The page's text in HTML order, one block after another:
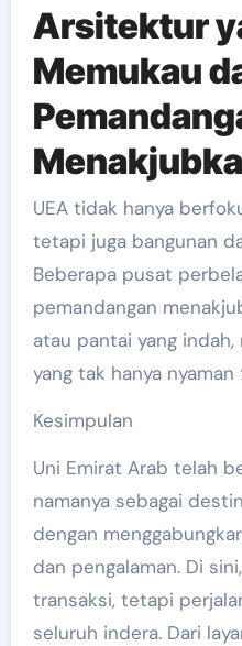
Arsitektur
Memukau
UEA tidak hanya
tetapi juga bangunan
Beberapa pusat
pemandangan
atau pantai yang
yang tak hanya
Kesimpulan
Uni Emirat Arab telah
namanya sebagai
dengan
dan pengalaman. Di
transaksi, tetapi
seluruh indera. Dari